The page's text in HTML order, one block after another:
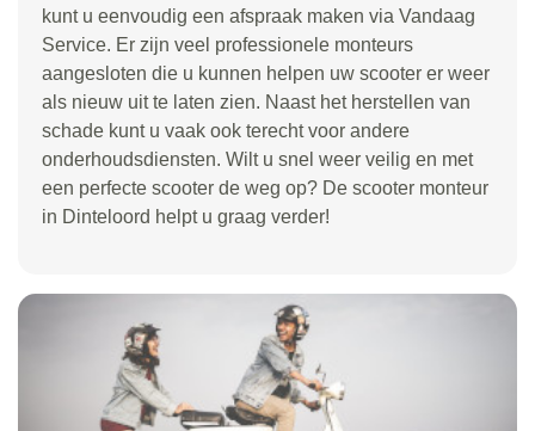
kunt u eenvoudig een afspraak maken via Vandaag
Service. Er zijn veel professionele monteurs
aangesloten die u kunnen helpen uw scooter er weer
als nieuw uit te laten zien. Naast het herstellen van
schade kunt u vaak ook terecht voor andere
onderhoudsdiensten. Wilt u snel weer veilig en met
een perfecte scooter de weg op? De scooter monteur
in Dinteloord helpt u graag verder!